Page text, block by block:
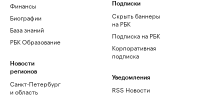
Финансы
Биографии
База знаний
РБК Образование
Новости
регионов
Санкт-Петербург
и область
Подписки
Скрыть баннеры
на РБК
Подписка на РБК
Корпоративная
подписка
Уведомления
RSS Новости